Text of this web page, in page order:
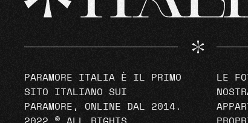
PARAMORE ITALIA È IL PRIMO
SITO ITALIANO SUI
PARAMORE, ONLINE DAL 2014.
2022 © ALL RIGHTS
LE